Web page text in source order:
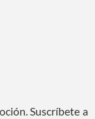
Suscríbete a